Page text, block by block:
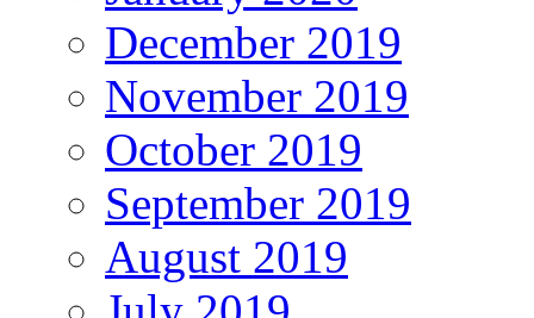
December 2019
November 2019
October 2019
September 2019
August 2019